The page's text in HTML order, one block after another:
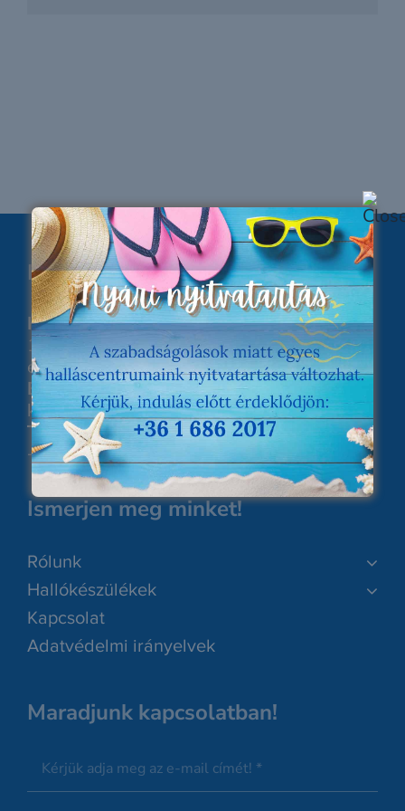
Elérhetőségeink
Központi iroda:
1132 Budapest, Visegrádi utca 31., 4.
emelet
E-mail:
kapcsolat@audika.com
Telefon:
+36 (1) 686 2017
Ismerjen meg minket!
Rólunk
Hallókészülékek
Kapcsolat
Adatvédelmi irányelvek
Maradjunk kapcsolatban!